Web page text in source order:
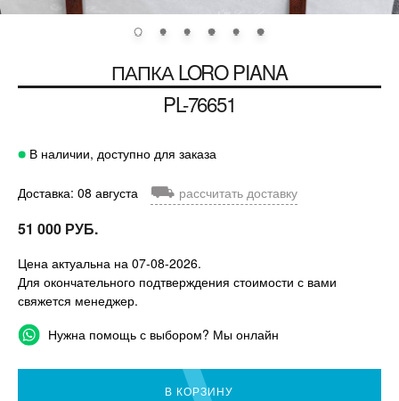
ПАПКАLORO PIANA
PL-76651
В наличии, доступно для заказа
Доставка: 08 августа ⛟ рассчитать доставку
51 000 РУБ.
Цена актуальна на 07-08-2026.
Для окончательного подтверждения стоимости с вами
свяжется менеджер.
Нужна помощь с выбором? Мы онлайн
В КОРЗИНУ